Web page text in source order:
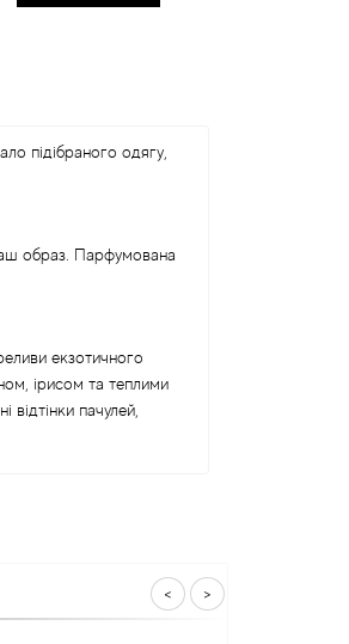
підібраного одягу,
образ. Парфумована
екзотичного
ірисом та теплими
пачулей,
< >